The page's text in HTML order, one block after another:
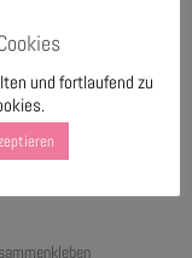
durch den gesamten
und fortlaufend zu